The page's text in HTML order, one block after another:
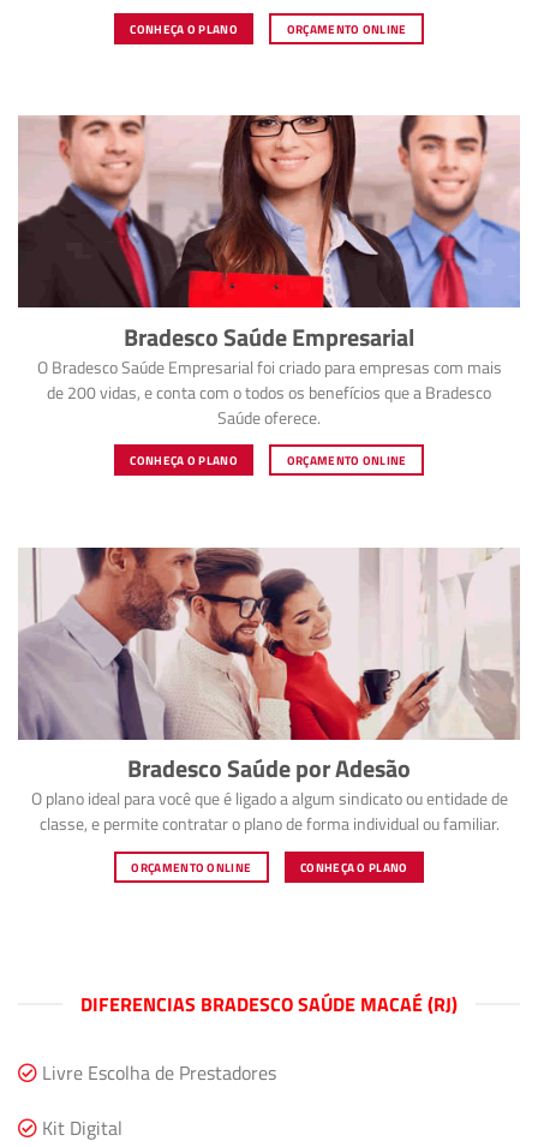
CONHEÇA O PLANO ORÇAMENTO ONLINE
Bradesco Saúde Empresarial
O Bradesco Saúde Empresarial foi criado para empresas com mais
de 200 vidas, e conta com o todos os benefícios que a Bradesco
Saúde oferece.
CONHEÇA O PLANO ORÇAMENTO ONLINE
Bradesco Saúde por Adesão
O plano ideal para você que é ligado a algum sindicato ou entidade de
classe, e permite contratar o plano de forma individual ou familiar.
ORÇAMENTO ONLINE CONHEÇA O PLANO
DIFERENCIAS BRADESCO SAÚDE MACAÉ (RJ)
Livre Escolha de Prestadores
Kit Digital